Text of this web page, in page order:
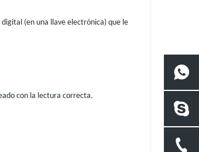
(en una llave electrónica) que le
con la lectura correcta.